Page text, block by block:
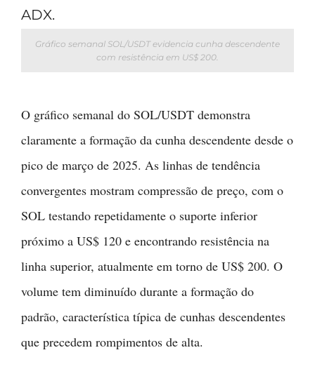
Gráfico semanal SOL/USDT evidencia cunha descendente
com resistência em US$ 200.
O gráfico semanal do SOL/USDT demonstra
claramente a formação da cunha descendente desde o
pico de março de 2025. As linhas de tendência
convergentes mostram compressão de preço, com o
SOL testando repetidamente o suporte inferior
próximo a US$ 120 e encontrando resistência na
linha superior, atualmente em torno de US$ 200. O
volume tem diminuído durante a formação do
padrão, característica típica de cunhas descendentes
que precedem rompimentos de alta.